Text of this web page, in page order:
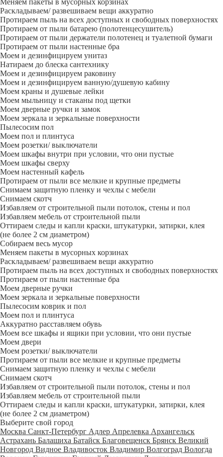
Меняем пакеты в мусорных корзинах
Раскладываем/ развешиваем вещи аккуратно
Протираем пыль на всех доступных и свободных поверхностях
Протираем от пыли батарею (полотенцесушитель)
Протираем от пыли держатели полотенец и туалетной бумаги
Протираем от пыли настенные бра
Моем и дезинфицируем унитаз
Натираем до блеска сантехнику
Моем и дезинфицируем раковину
Моем и дезинфицируем ванную/душевую кабину
Моем краны и душевые лейки
Моем мыльницу и стаканы под щетки
Моем дверные ручки и замок
Моем зеркала и зеркальные поверхности
Пылесосим пол
Моем пол и плинтуса
Моем розетки/ выключатели
Моем шкафы внутри при условии, что они пустые
Моем шкафы сверху
Моем настенный кафель
Протираем от пыли все мелкие и крупные предметы
Снимаем защитную пленку и чехлы с мебели
Снимаем скотч
Избавляем от строительной пыли потолок, стены и пол
Избавляем мебель от строительной пыли
Оттираем следы и капли краски, штукатурки, затирки, клея
(не более 2 см диаметром)
Собираем весь мусор
Меняем пакеты в мусорных корзинах
Раскладываем/ развешиваем вещи аккуратно
Протираем пыль на всех доступных и свободных поверхностях
Протираем от пыли настенные бра
Моем дверные ручки
Моем зеркала и зеркальные поверхности
Пылесосим коврик и пол
Моем пол и плинтуса
Аккуратно расставляем обувь
Моем все шкафы и ящики при условии, что они пустые
Моем двери
Моем розетки/ выключатели
Протираем от пыли все мелкие и крупные предметы
Снимаем защитную пленку и чехлы с мебели
Снимаем скотч
Избавляем от строительной пыли потолок, стены и пол
Избавляем мебель от строительной пыли
Оттираем следы и капли краски, штукатурки, затирки, клея
(не более 2 см диаметром)
Выберите свой город
Москва Санкт-Петербург Адлер Апрелевка Архангельск
Астрахань Балашиха Батайск Благовещенск Брянск Великий
Новгород Видное Владивосток Владимир Волгоград Вологда